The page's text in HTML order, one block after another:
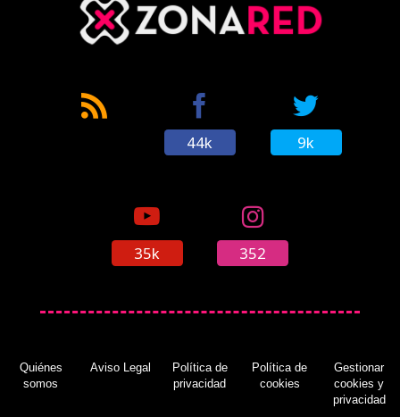
44k 9k
35k 352
Quiénes
somos
Aviso Legal
Política de
privacidad
Política de
cookies
Gestionar
cookies y
privacidad